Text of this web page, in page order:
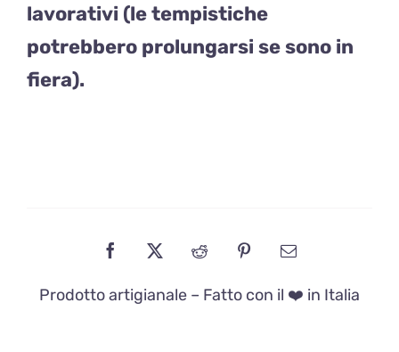
lavorativi (le tempistiche
potrebbero prolungarsi se sono in
fiera).
Prodotto artigianale – Fatto con il ❤️ in Italia